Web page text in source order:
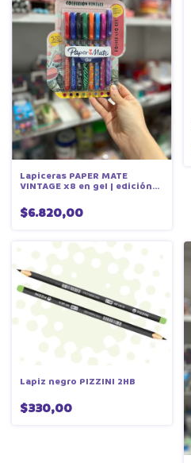
Lapiceras PAPER MATE
VINTAGE x8 en gel | edición
$6.820,00
Lapiz negro PIZZINI 2HB
$330,00